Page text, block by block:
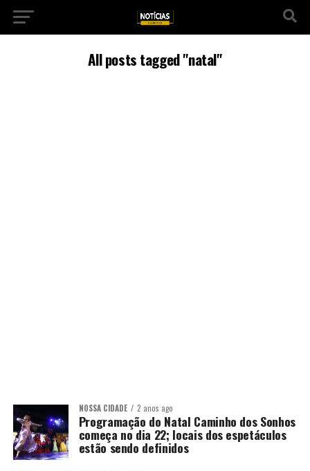
All posts tagged "natal"
NOSSA CIDADE 2 anos ago
Programação do Natal Caminho dos Sonhos
começa no dia 22; locais dos espetáculos
estão sendo definidos